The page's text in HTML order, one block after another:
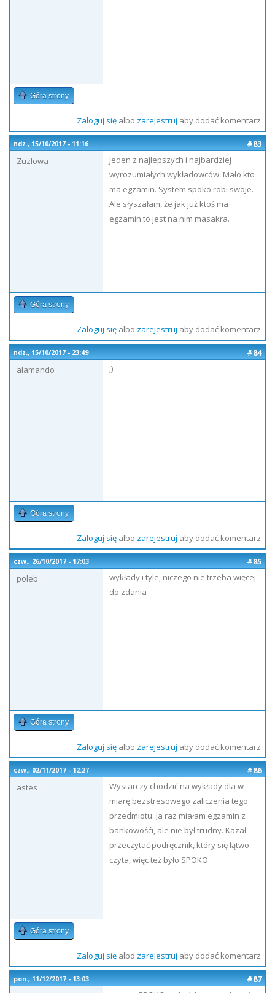
Góra strony
Zaloguj sięalbo zarejestruj aby dodać komentarz
ndz., 15/10/2017 - 11:16
#83
Zuzlowa
Jeden z najlepszych i najbardziej
wyrozumiałych wykładowców. Mało kto
ma egzamin. System spoko robi swoje.
Ale słyszałam, że jak już ktoś ma
egzamin to jest na nim masakra.
Góra strony
Zaloguj sięalbo zarejestruj aby dodać komentarz
ndz., 15/10/2017 - 23:49
#84
alamando
;)
Góra strony
Zaloguj sięalbo zarejestruj aby dodać komentarz
czw., 26/10/2017 - 17:03
#85
poleb
wykłady i tyle, niczego nie trzeba więcej
do zdania
Góra strony
Zaloguj sięalbo zarejestruj aby dodać komentarz
czw., 02/11/2017 - 12:27
#86
astes
Wystarczy chodzić na wykłady dla w
miarę bezstresowego zaliczenia tego
przedmiotu. Ja raz miałam egzamin z
bankowośći, ale nie był trudny. Kazał
przeczytać podręcznik, który się łątwo
czyta, więc też było SPOKO.
Góra strony
Zaloguj sięalbo zarejestruj aby dodać komentarz
pon., 11/12/2017 - 13:03
#87